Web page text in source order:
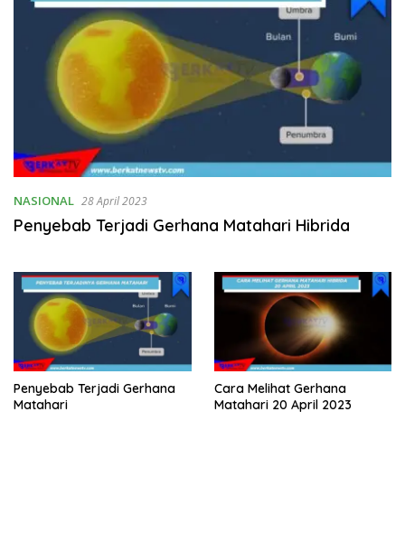
NASIONAL 28 April 2023
Penyebab Terjadi Gerhana Matahari Hibrida
Penyebab Terjadi Gerhana
Matahari
Cara Melihat Gerhana
Matahari 20 April 2023